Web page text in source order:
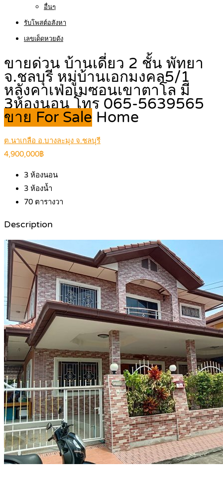
อื่นๆ
รับโพสต์อสังหา
เลขเด็ดหวยดัง
ขายด่วน บ้านเดี่ยว 2 ชั้น พัทยา
จ.ชลบุรี หมู่บ้านเอกมงคล5/1
หลังคาเฟ่อเมซอนเขาตาโล มี
3ห้องนอน โทร 065-5639565
ขาย For Sale Home
ต.นาเกลือ อ.บางละมุง จ.ชลบุรี
4,900,000฿
3 ห้องนอน
3 ห้องน้ำ
70 ตารางวา
Description